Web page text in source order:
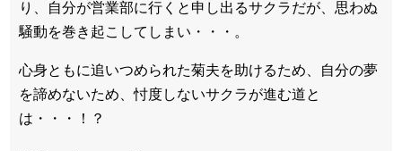
り、自分が営業部に行くと申し出るサクラだが、思わぬ
騒動を巻き起こしてしまい・・・。
心身ともに追いつめられた菊夫を助けるため、自分の夢
を諦めないため、忖度しないサクラが進む道と
は・・・！？